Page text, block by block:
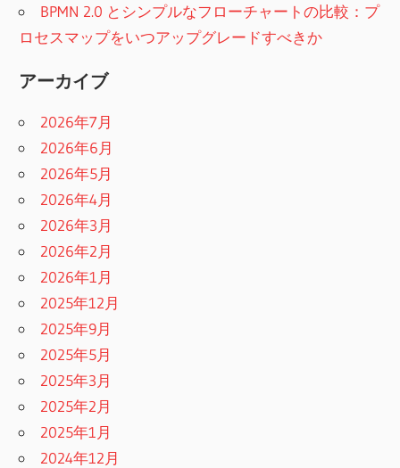
BPMN 2.0 とシンプルなフローチャートの比較：プ
ロセスマップをいつアップグレードすべきか
アーカイブ
2026年7月
2026年6月
2026年5月
2026年4月
2026年3月
2026年2月
2026年1月
2025年12月
2025年9月
2025年5月
2025年3月
2025年2月
2025年1月
2024年12月